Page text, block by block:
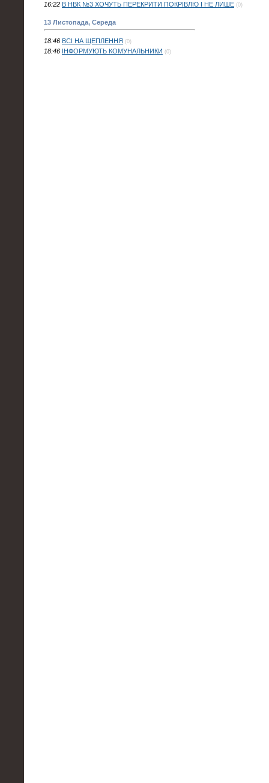
16:22 В НВК №3 ХОЧУТЬ ПЕРЕКРИТИ ПОКРІВЛЮ І НЕ ЛИШЕ (0)
13 Листопада, Середа
18:46 ВСІ НА ЩЕПЛЕННЯ (0)
18:46 ІНФОРМУЮТЬ КОМУНАЛЬНИКИ (0)